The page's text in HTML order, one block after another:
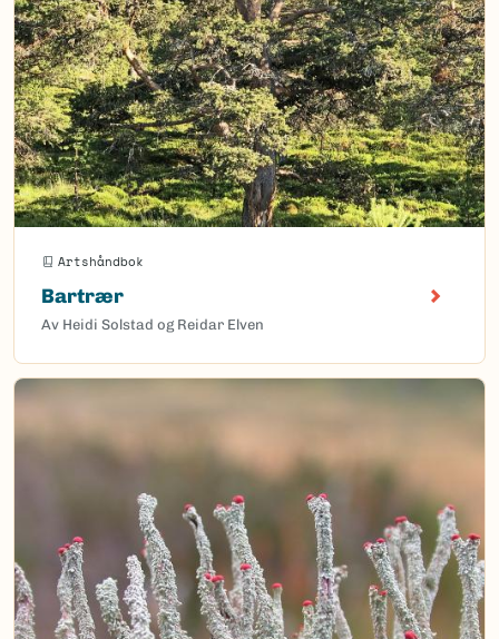
Artshåndbok
Bartrær
Av Heidi Solstad og Reidar Elven